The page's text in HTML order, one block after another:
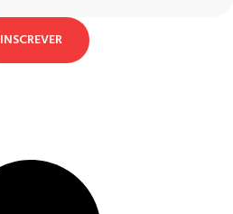
INSCREVER